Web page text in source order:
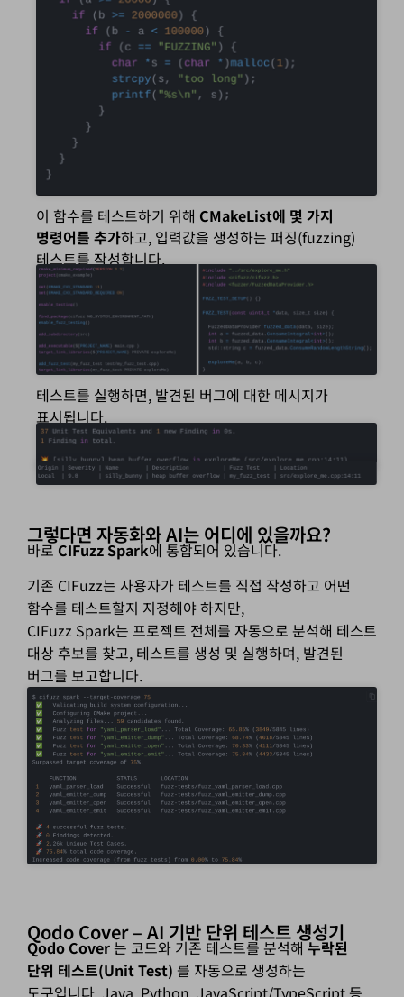
이 함수를 테스트하기 위해 CMakeList에 몇 가지
명령어를 추가하고, 입력값을 생성하는 퍼징(fuzzing)
테스트를 작성합니다.
테스트를 실행하면, 발견된 버그에 대한 메시지가
표시됩니다.
그렇다면 자동화와 AI는 어디에 있을까요?
바로CIFuzz Spark에 통합되어 있습니다.
기존 CIFuzz는 사용자가 테스트를 직접 작성하고 어떤
함수를 테스트할지 지정해야 하지만,
CIFuzz Spark는 프로젝트 전체를 자동으로 분석해 테스트
대상 후보를 찾고, 테스트를 생성 및 실행하며, 발견된
버그를 보고합니다.
Qodo Cover – AI 기반 단위 테스트 생성기
Qodo Cover는 코드와 기존 테스트를 분석해누락된
단위 테스트(Unit Test) 를 자동으로 생성하는